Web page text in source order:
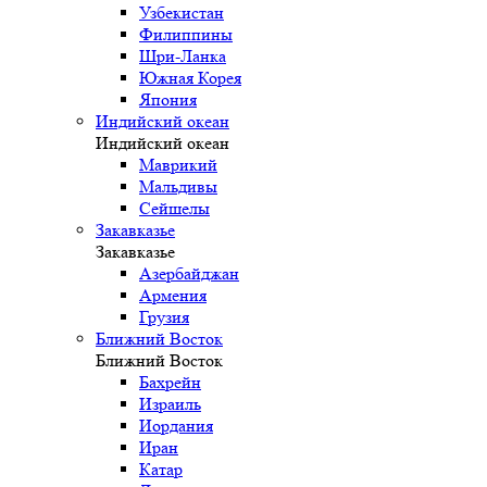
Узбекистан
Филиппины
Шри-Ланка
Южная Корея
Япония
Индийский океан
Индийский океан
Маврикий
Мальдивы
Сейшелы
Закавказье
Закавказье
Азербайджан
Армения
Грузия
Ближний Восток
Ближний Восток
Бахрейн
Израиль
Иордания
Иран
Катар